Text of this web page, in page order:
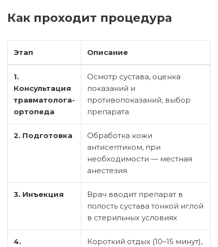
Как проходит процедура
Этап Описание
1.
Консультация
травматолога-
ортопеда
Осмотр сустава, оценка
показаний и
противопоказаний, выбор
препарата
2. Подготовка
Обработка кожи
антисептиком, при
необходимости — местная
анестезия
3. Инъекция
Врач вводит препарат в
полость сустава тонкой иглой
в стерильных условиях
4.
Короткий отдых (10–15 минут),